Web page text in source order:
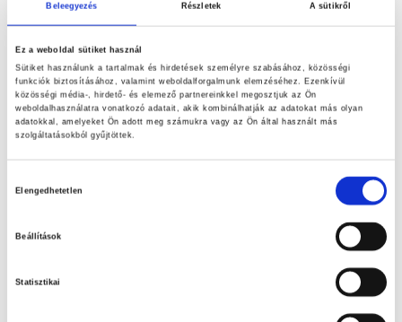
Beleegyezés Részletek A sütikről
Ez a weboldal sütiket használ
Sütiket használunk a tartalmak és hirdetések személyre szabásához, közösségi
funkciók biztosításához, valamint weboldalforgalmunk elemzéséhez. Ezenkívül
közösségi média-, hirdető- és elemező partnereinkkel megosztjuk az Ön
weboldalhasználatra vonatkozó adatait, akik kombinálhatják az adatokat más olyan
adatokkal, amelyeket Ön adott meg számukra vagy az Ön által használt más
szolgáltatásokból gyűjtöttek.
Elengedhetetlen
Beállítások
Statisztikai
képgaléria
elejére
MELLVÉDŐ ECONOGUARD
FÉRFI/GYEREK
10.650,00 Ft
SKU
4187
FIE ECONOGUARD férfi mellvédő, puha borítás nélkül.
méret